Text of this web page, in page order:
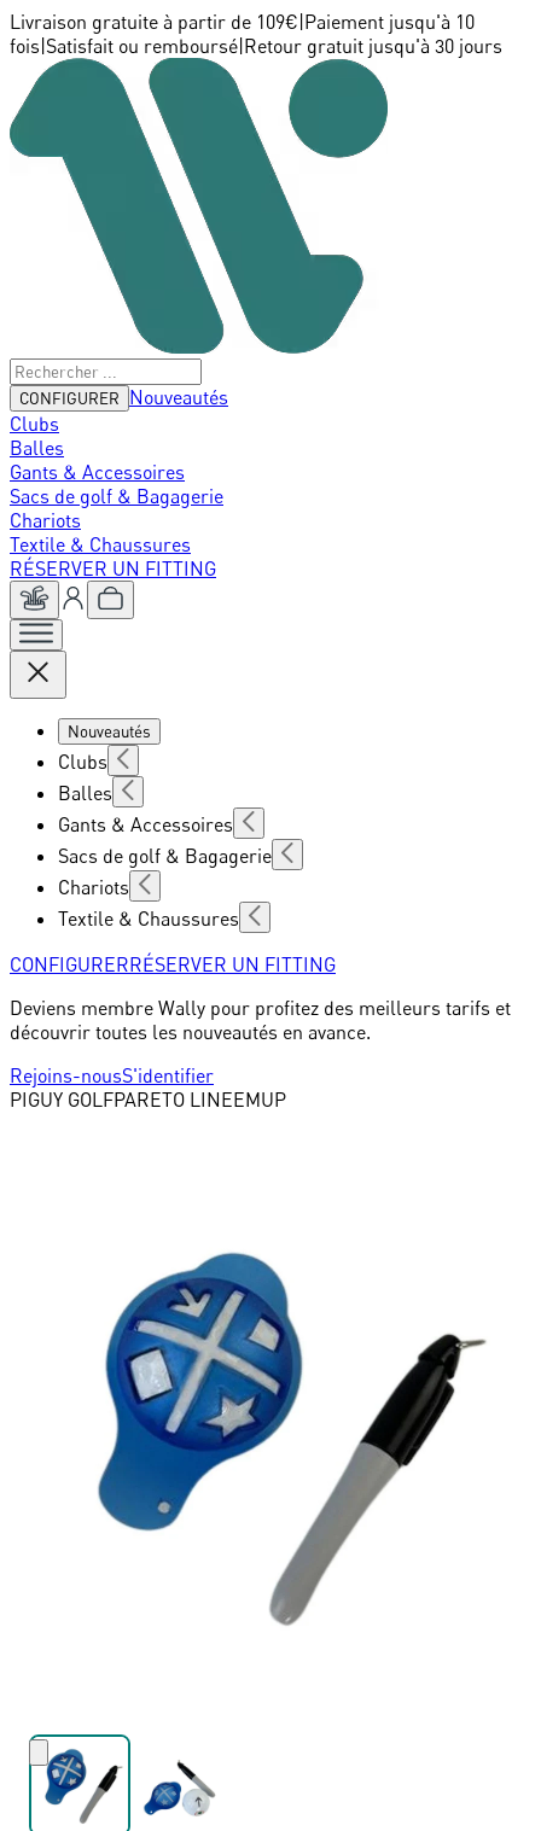
Livraison gratuite à partir de 109€ Paiement jusqu'à 10
fois Satisfait ou remboursé Retour gratuit jusqu'à 30 jours
CONFIGURER
Nouveautés
Clubs
Balles
Gants & Accessoires
Sacs de golf & Bagagerie
Chariots
Textile & Chaussures
RÉSERVER UN FITTING
Nouveautés
Clubs
Balles
Gants & Accessoires
Sacs de golf & Bagagerie
Chariots
Textile & Chaussures
CONFIGURERRÉSERVER UN FITTING
Deviens membre Wally pour profitez des meilleurs tarifs et
découvrir toutes les nouveautés en avance.
Rejoins-nousS'identifier
PIGUY GOLFPARETO LINEEMUP